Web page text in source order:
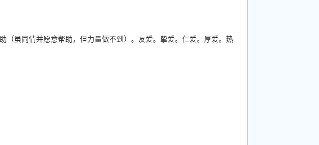
（虽同情并愿意帮助，但力量做不到）。友爱。挚爱。仁爱。厚爱。热